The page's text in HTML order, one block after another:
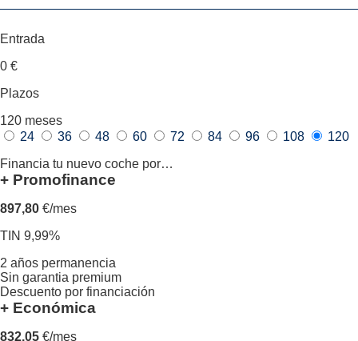
Entrada
0 €
Plazos
120 meses
24
36 48 60 72 84 96 108
120
Financia tu nuevo coche por…
+ Promofinance
897,80 €/mes
TIN 9,99%
2 años permanencia
Sin garantia premium
Descuento por financiación
+ Económica
832,05 €/mes